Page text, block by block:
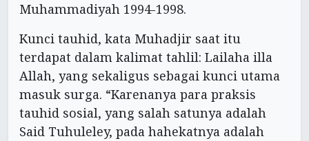
Muhammadiyah 1994-1998.
Kunci tauhid, kata Muhadjir saat itu
terdapat dalam kalimat tahlil: Lailaha illa
Allah, yang sekaligus sebagai kunci utama
masuk surga. “Karenanya para praksis
tauhid sosial, yang salah satunya adalah
Said Tuhuleley, pada hahekatnya adalah